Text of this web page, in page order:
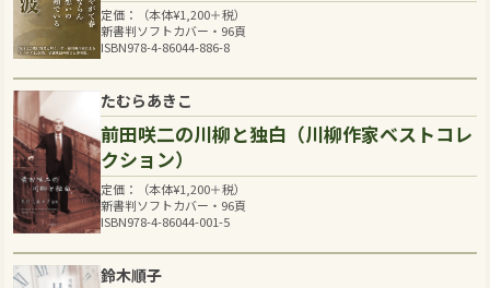
定価：（本体¥1,200＋税）
新書判ソフトカバー・96頁
ISBN978-4-86044-886-8
たむらあきこ
前田咲二の川柳と独白（川柳作家ベストコレ
クション）
定価：（本体¥1,200＋税）
新書判ソフトカバー・96頁
ISBN978-4-86044-001-5
鈴木順子